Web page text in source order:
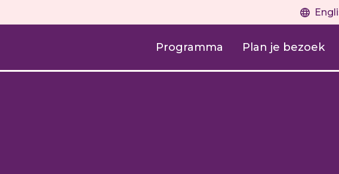
Programma Plan je bezoek